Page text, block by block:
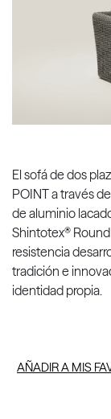
El sofá de dos
POINT a través
de aluminio
Shintotex®
resistencia
tradición e
identidad propia.
AÑADIR A MIS